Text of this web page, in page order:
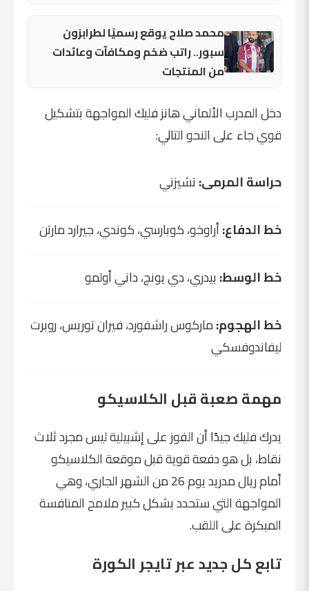
محمد صلاح يوقع رسميًا لطرابزون
سبور.. راتب ضخم ومكافآت وعائدات
من المنتجات
دخل المدرب الألماني هانز فليك المواجهة بتشكيل
قوي جاء على النحو التالي:
حراسة المرمى:تشيزني
خط الدفاع:أراوخو، كوبارسي، كوندي، جيرارد مارتن
خط الوسط: بيدري، دي يونج، داني أولمو
خط الهجوم:ماركوس راشفورد، فيران توريس، روبرت
ليفاندوفسكي
مهمة صعبة قبل الكلاسيكو
يدرك فليك جيدًا أن الفوز على إشبيلية ليس مجرد ثلاث
نقاط، بل هو دفعة قوية قبل موقعة الكلاسيكو
أمام ريال مدريد يوم 26 من الشهر الجاري، وهي
المواجهة التي ستحدد بشكل كبير ملامح المنافسة
المبكرة على اللقب.
تابع كل جديد عبر تايجر الكورة